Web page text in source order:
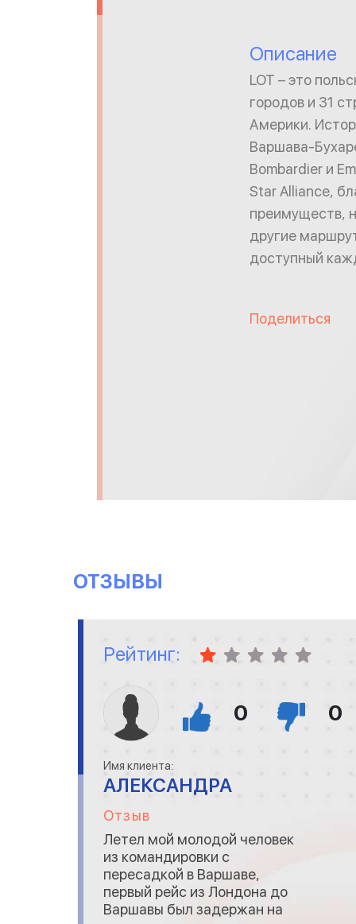
Описание
LOT – это
городов и 31
Америки.
Варшава-
Bombardier и
Star Alliance,
преимуществ,
другие
доступный
Поделиться
ОТЗЫВЫ
Рейтинг:
0 0
Имя клиента:
АЛЕКСАНДРА
Отзыв
Летел мой молодой человек
из командировки с
пересадкой в Варшаве,
первый рейс из Лондона до
Варшавы был задержан на